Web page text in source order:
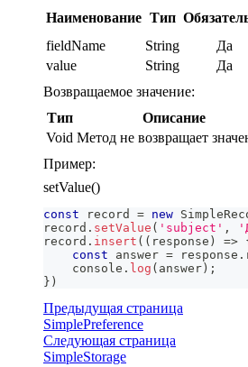
Наименование Тип
fieldName
String Да
value
String Да
Возвращаемое значение:
Тип
Описание
Void Метод не возвращает
Пример:
setValue()
const record = new
record . setValue ( 'subject' ,
record . insert ( ( response ) =>
const answer = response .
console . log ( answer ) ;
} )
Предыдущая страница
SimplePreference
Следующая страница
SimpleStorage